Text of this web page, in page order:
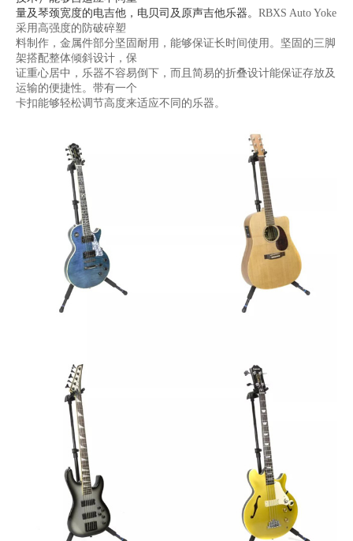
量及琴颈宽度的电吉他，电贝司及原声吉他乐器。 RBXS Auto Yoke
采用高强度的防破碎塑
料制作，金属件部分坚固耐用，能够保证长时间使用。坚固的三脚
架搭配整体倾斜设计，保
证重心居中，乐器不容易倒下，而且简易的折叠设计能保证存放及
运输的便捷性。带有一个
卡扣能够轻松调节高度来适应不同的乐器。